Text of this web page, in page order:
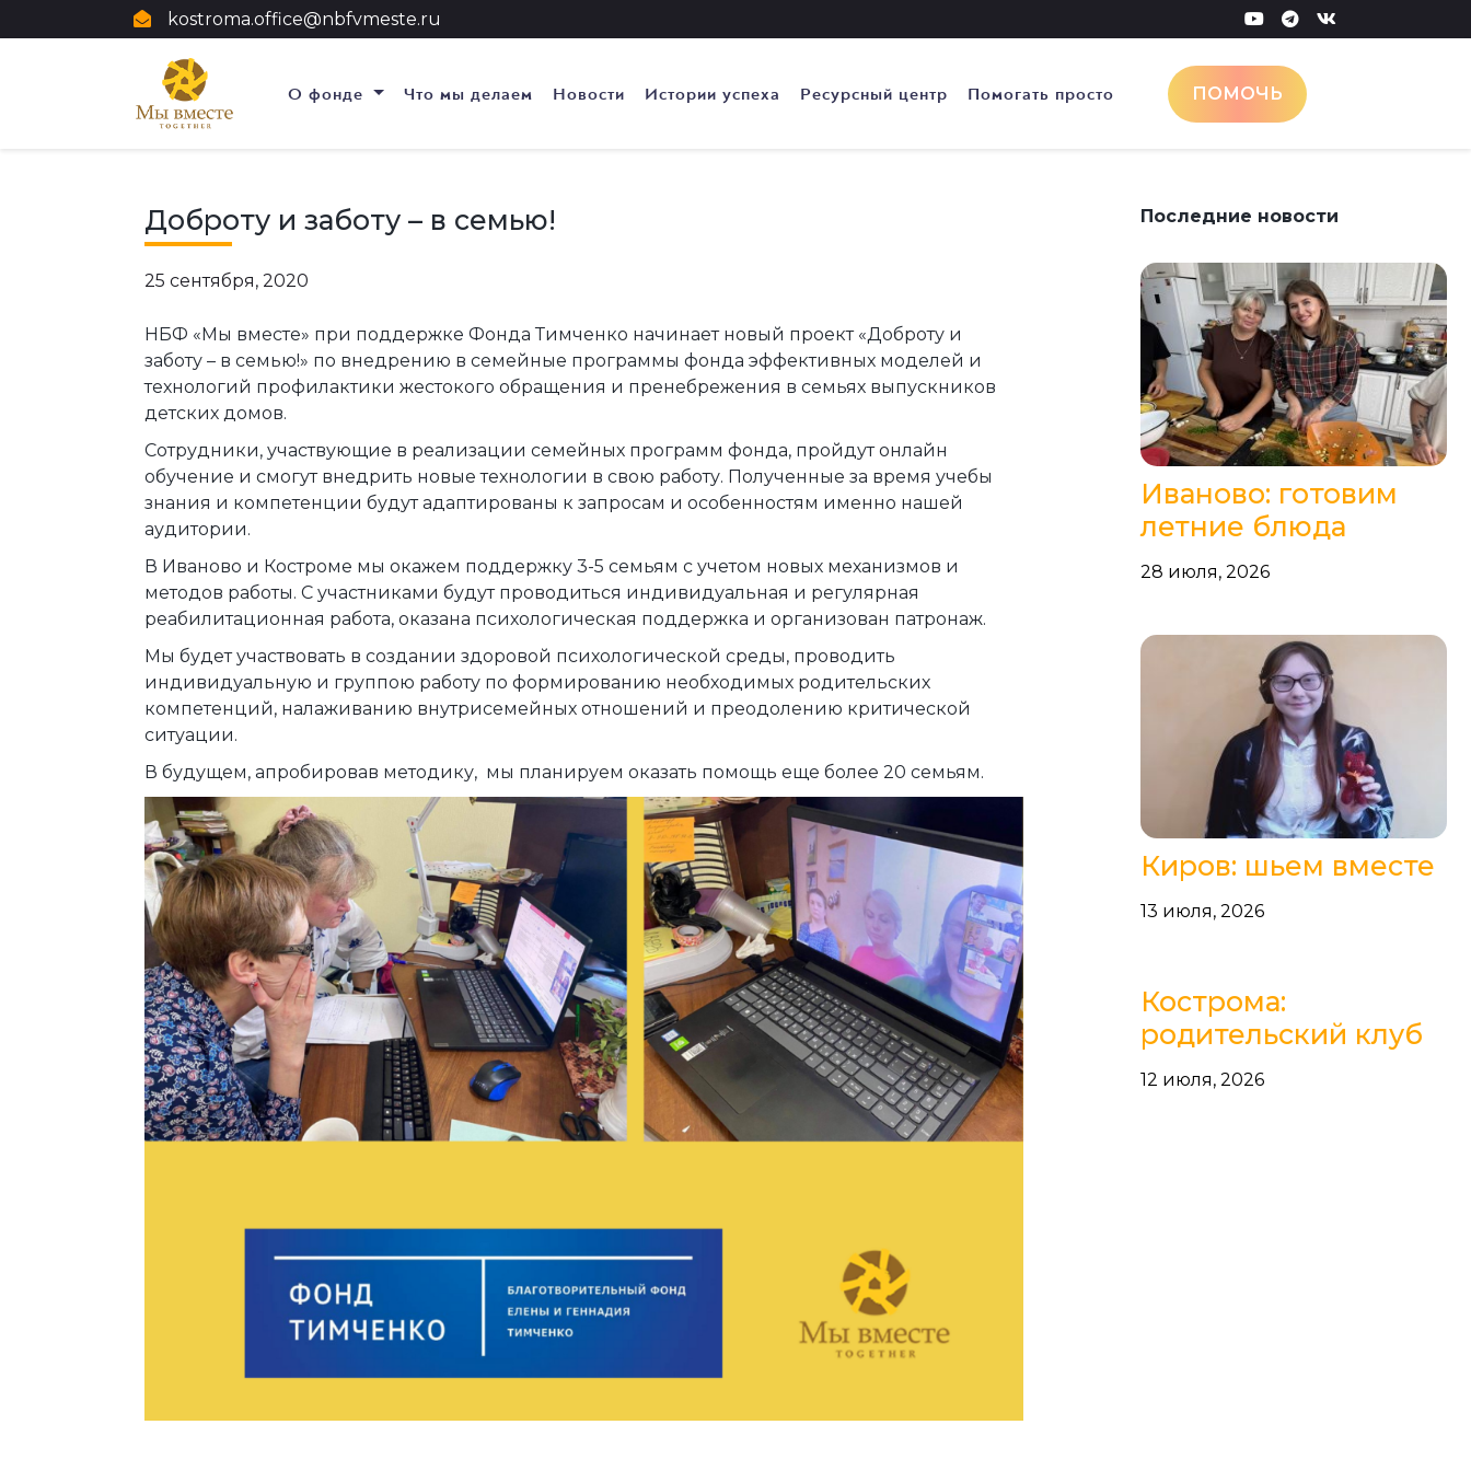
kostroma.office@nbfvmeste.ru
О фонде Что мы делаем Новости Истории успеха Ресурсный центр Помогать просто ПОМОЧЬ
Доброту и заботу – в семью!
25 сентября, 2020
НБФ «Мы вместе» при поддержке Фонда Тимченко начинает новый проект «Доброту и
заботу – в семью!» по внедрению в семейные программы фонда эффективных моделей и
технологий профилактики жестокого обращения и пренебрежения в семьях выпускников
детских домов.
Сотрудники, участвующие в реализации семейных программ фонда, пройдут онлайн
обучение и смогут внедрить новые технологии в свою работу. Полученные за время учебы
знания и компетенции будут адаптированы к запросам и особенностям именно нашей
аудитории.
В Иваново и Костроме мы окажем поддержку 3-5 семьям с учетом новых механизмов и
методов работы. С участниками будут проводиться индивидуальная и регулярная
реабилитационная работа, оказана психологическая поддержка и организован патронаж.
Мы будет участвовать в создании здоровой психологической среды, проводить
индивидуальную и группою работу по формированию необходимых родительских
компетенций, налаживанию внутрисемейных отношений и преодолению критической
ситуации.
В будущем, апробировав методику, мы планируем оказать помощь еще более 20 семьям.
Последние новости
Иваново: готовим
летние блюда
28 июля, 2026
Киров: шьем вместе
13 июля, 2026
Кострома:
родительский клуб
12 июля, 2026